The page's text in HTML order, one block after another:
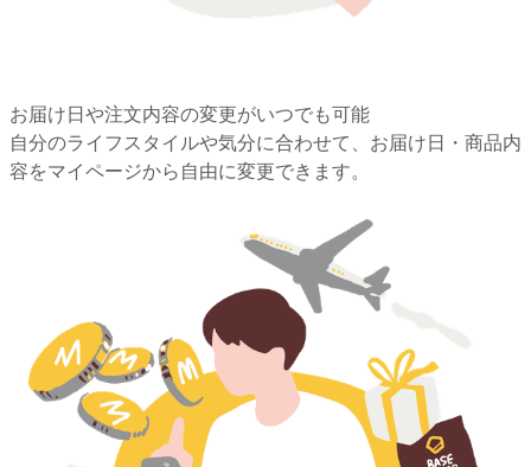
お届け日や注文内容の変更がいつでも可能
自分のライフスタイルや気分に合わせて、お届け日・商品内
容をマイページから自由に変更できます。